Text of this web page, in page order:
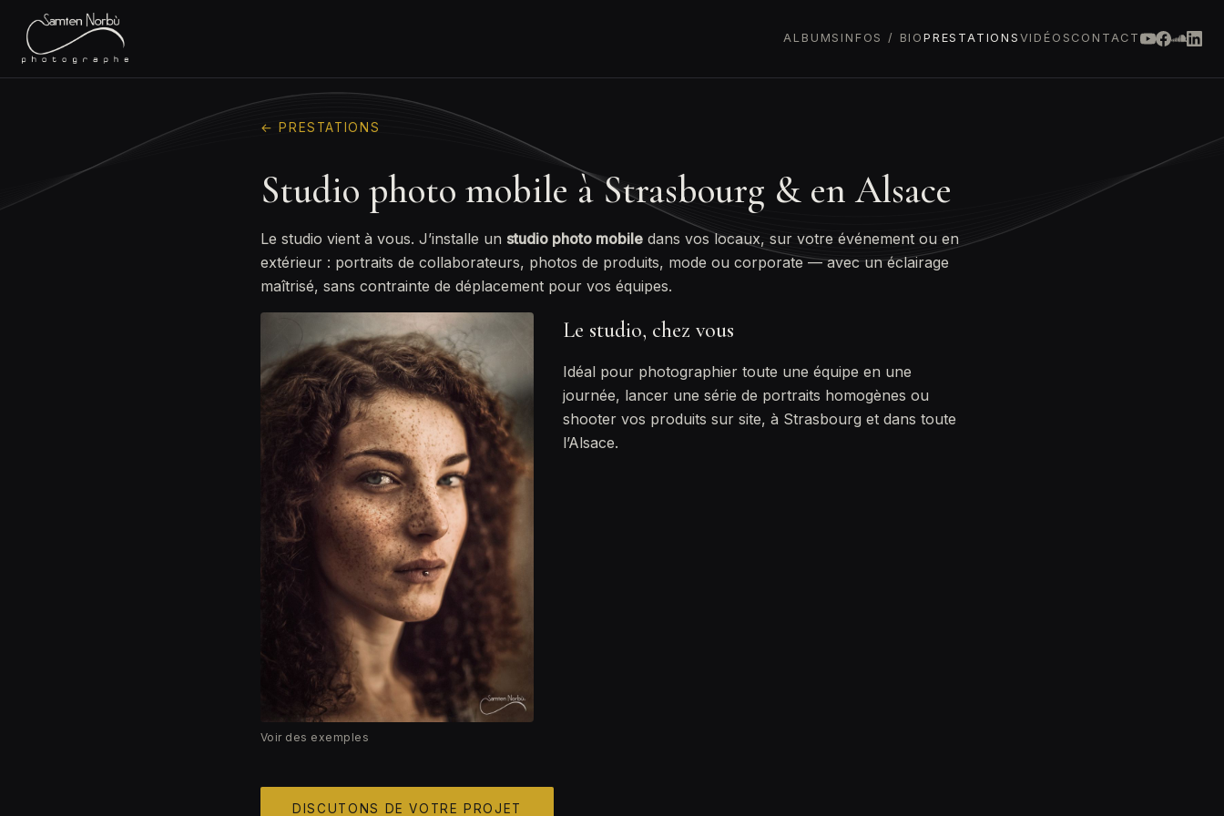
ALBUMS INFOS / BIO PRESTATIONS VIDÉOS CONTACT
← PRESTATIONS
Studio photo mobile à Strasbourg & en Alsace
Le studio vient à vous. J’installe un studio photo mobile dans vos locaux, sur votre événement ou en
extérieur : portraits de collaborateurs, photos de produits, mode ou corporate — avec un éclairage
maîtrisé, sans contrainte de déplacement pour vos équipes.
Voir des exemples
Le studio, chez vous
Idéal pour photographier toute une équipe en une
journée, lancer une série de portraits homogènes ou
shooter vos produits sur site, à Strasbourg et dans toute
l’Alsace.
DISCUTONS DE VOTRE PROJET